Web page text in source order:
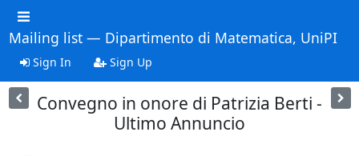
Mailing list — Dipartimento di Matematica, UniPI
Sign In Sign Up
Convegno in onore di Patrizia Berti -
Ultimo Annuncio